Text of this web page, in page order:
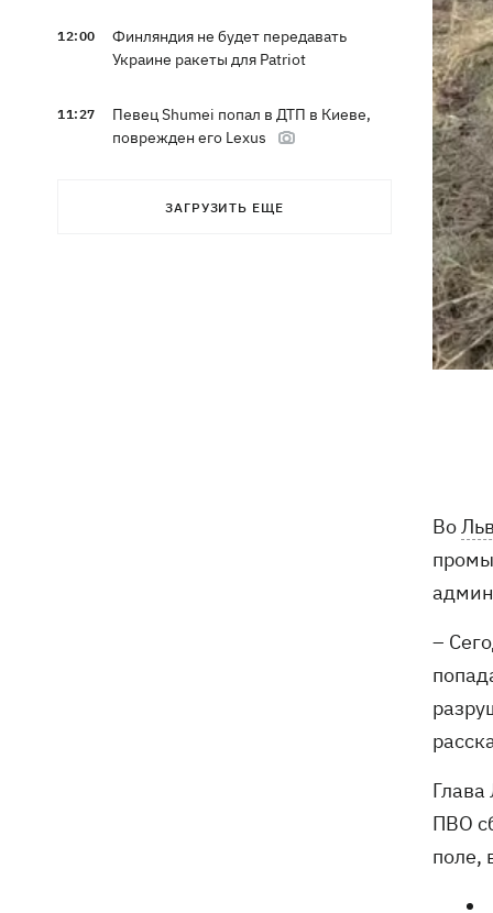
12:00
Финляндия не будет передавать
Украине ракеты для Patriot
11:27
Певец Shumei попал в ДТП в Киеве,
поврежден его Lexus
летие объявил, что написал
ЗАГРУЗИТЬ ЕЩЕ
Во
–
ПВО
поле,